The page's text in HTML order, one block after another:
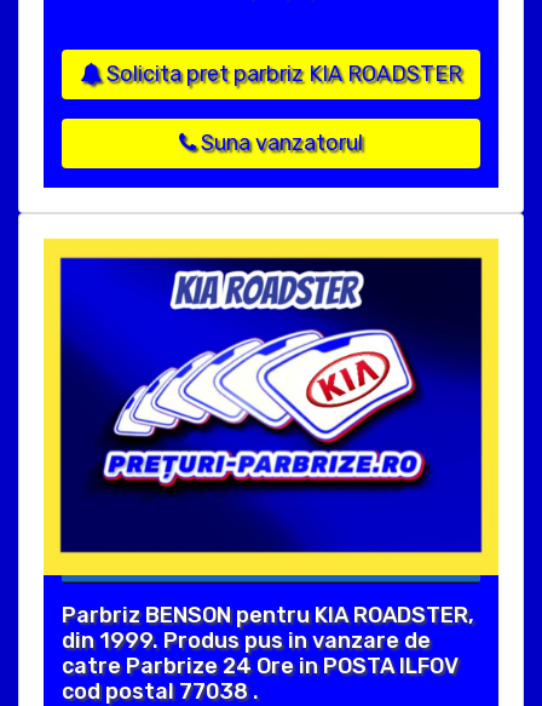
Solicita pret parbriz KIA ROADSTER
Suna vanzatorul
Parbriz BENSON pentru KIA ROADSTER,
din 1999. Produs pus in vanzare de
catre Parbrize 24 Ore in POSTA ILFOV
cod postal 77038 .